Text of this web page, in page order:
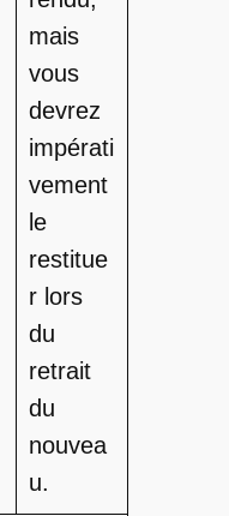
mais
vous
devrez
impérati
vement
le
restitue
r lors
du
retrait
du
nouvea
u.